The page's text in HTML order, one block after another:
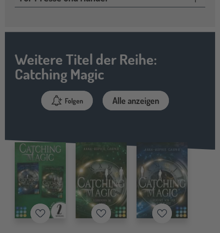
Weitere Titel der Reihe:
Catching Magic
Folgen Alle anzeigen
Merkzettel Merkzettel Merkzettel